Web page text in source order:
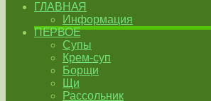
ГЛАВНАЯ
Информация
ПЕРВОЕ
Супы
Крем-суп
Борщи
Щи
Рассольник